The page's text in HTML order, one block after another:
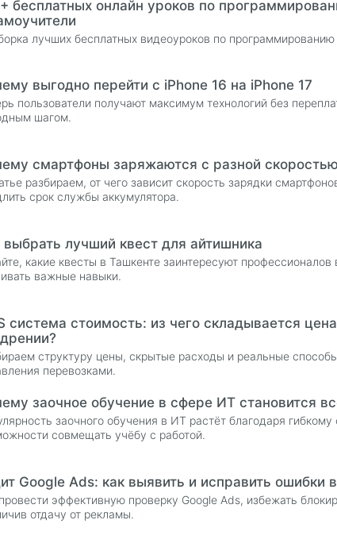
бесплатных онлайн уроков по
лучших бесплатных видеоуроков по
выгодно перейти с iPhone 16 на iPhone 17
пользователи получают максимум технологий без
шагом.
смартфоны заряжаются с разной скоростью
разбираем, от чего зависит скорость зарядки
срок службы аккумулятора.
выбрать лучший квест для айтишника
какие квесты в Ташкенте заинтересуют
важные навыки.
система стоимость: из чего складывается
структуру цены, скрытые расходы и реальные
перевозками.
заочное обучение в сфере ИТ становится
заочного обучения в ИТ растёт благодаря
совмещать учёбу с работой.
Google Ads: как выявить и исправить ошибки
эффективную проверку Google Ads, избежать
отдачу от рекламы.